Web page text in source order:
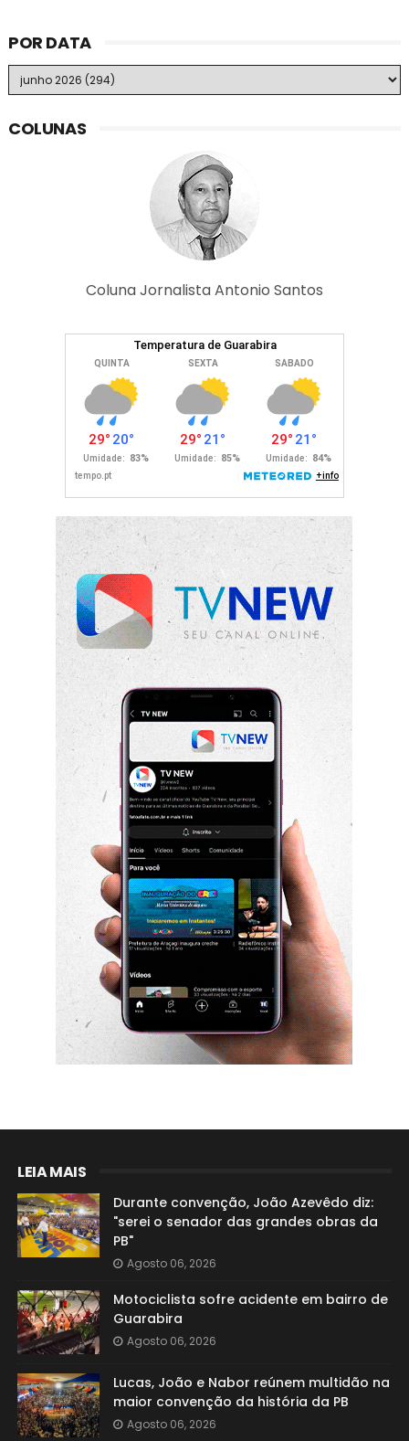
POR DATA
COLUNAS
Coluna Jornalista Antonio Santos
LEIA MAIS
Durante convenção, João Azevêdo diz:
"serei o senador das grandes obras da
PB"
Agosto 06, 2026
Motociclista sofre acidente em bairro de
Guarabira
Agosto 06, 2026
Lucas, João e Nabor reúnem multidão na
maior convenção da história da PB
Agosto 06, 2026